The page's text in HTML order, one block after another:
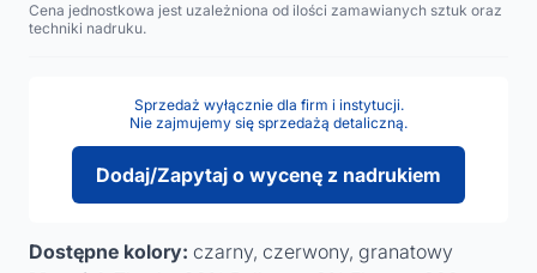
Cena jednostkowa jest uzależniona od ilości zamawianych sztuk oraz
techniki nadruku.
Sprzedaż wyłącznie dla firm i instytucji.
Nie zajmujemy się sprzedażą detaliczną.
Dodaj/Zapytaj o wycenę z nadrukiem
Dostępne kolory: czarny, czerwony, granatowy